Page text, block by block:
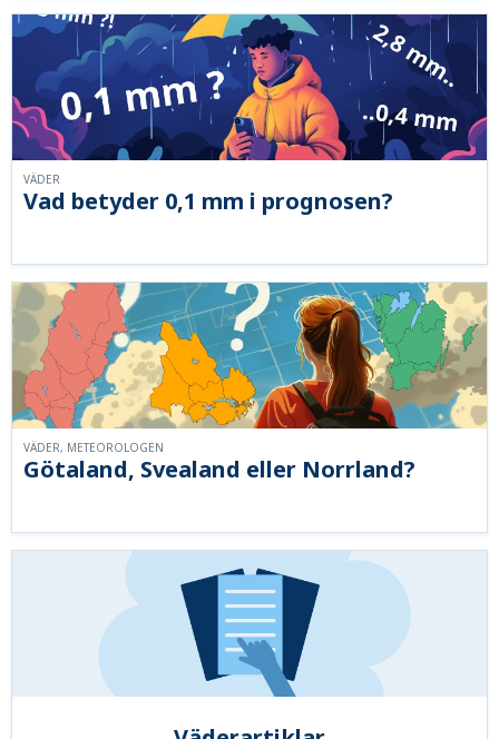
Vad betyder 0,1 mm i prognosen?
VÄDER
Götaland, Svealand eller Norrland?
VÄDER, METEOROLOGEN